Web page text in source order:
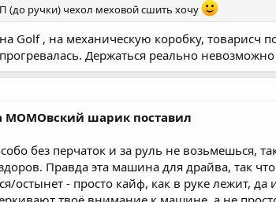
(до ручки) чехол меховой сшить хочу
Golf , на механическую коробку, товарисч
Держаться реально невозможно
MOMOвский шарик поставил
без перчаток и за руль не возьмешься,
Правда эта машина для драйва, так
остынет - просто кайф, как в руке лежит,